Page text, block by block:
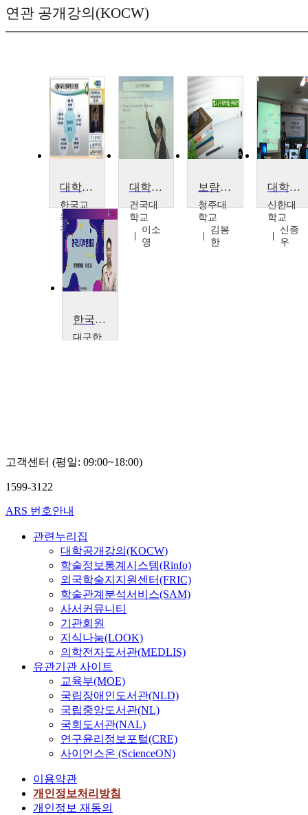
연관 공개강의(KOCW)
대학정보화 클라우드 캠퍼스 환경 도입방안
한국교
육학술
정보원
김명
대학영어1
건국대
학교
이소
영
보람찬 대학생활설계
청주대
학교
김봉
한
대학생활을 위한 디지털 미디어 활용 전략 (명지대학교)
신한대
학교
신종
우
한국의 대학문화(2)
대구한
고객센터 (평일: 09:00~18:00)
1599-3122
ARS 번호안내
관련누리집
대학공개강의(KOCW)
학술정보통계시스템(Rinfo)
외국학술지지원센터(FRIC)
학술관계분석서비스(SAM)
사서커뮤니티
기관회원
지식나눔(LOOK)
의학전자도서관(MEDLIS)
유관기관 사이트
교육부(MOE)
국립장애인도서관(NLD)
국립중앙도서관(NL)
국회도서관(NAL)
연구윤리정보포털(CRE)
사이언스온 (ScienceON)
이용약관
개인정보처리방침
개인정보 재동의